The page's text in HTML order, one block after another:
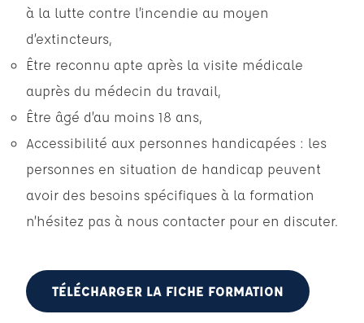
à la lutte contre l’incendie au moyen
d’extincteurs,
Être reconnu apte après la visite médicale
auprès du médecin du travail,
Être âgé d’au moins 18 ans,
Accessibilité aux personnes handicapées : les
personnes en situation de handicap peuvent
avoir des besoins spécifiques à la formation
n’hésitez pas à nous contacter pour en discuter.
TÉLÉCHARGER LA FICHE FORMATION